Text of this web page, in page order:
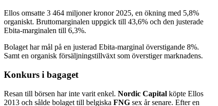
Ellos omsatte 3 464 miljoner kronor 2025, en ökning med 5,8%
organiskt. Bruttomarginalen uppgick till 43,6% och den justerade
Ebita-marginalen till 6,3%.
Bolaget har mål på en justerad Ebita-marginal överstigande 8%.
Samt en organisk försäljningstillväxt som överstiger marknadens.
Konkurs i bagaget
Resan till börsen har inte varit enkel. Nordic Capital köpte Ellos
2013 och sålde bolaget till belgiska FNG sex år senare. Efter en